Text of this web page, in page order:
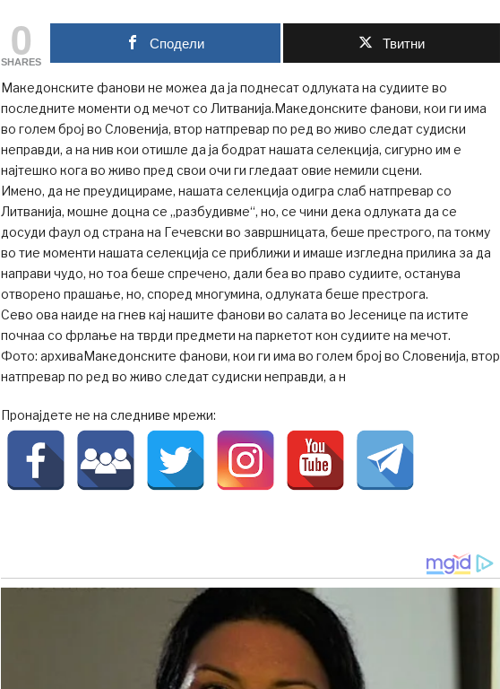
0
SHARES
Сподели Твитни
Македонските фанови не можеа да ја поднесат одлуката на судиите во
последните моменти од мечот со Литванија.Македонските фанови, кои ги има
во голем број во Словенија, втор натпревар по ред во живо следат судиски
неправди, а на нив кои отишле да ја бодрат нашата селекција, сигурно им е
најтешко кога во живо пред свои очи ги гледаат овие немили сцени.
Имено, да не преудицираме, нашата селекција одигра слаб натпревар со
Литванија, мошне доцна се „разбудивме“, но, се чини дека одлуката да се
досуди фаул од страна на Гечевски во завршницата, беше престрого, па токму
во тие моменти нашата селекција се приближи и имаше изгледна прилика за да
направи чудо, но тоа беше спречено, дали беа во право судиите, останува
отворено прашање, но, според многумина, одлуката беше престрога.
Сево ова наиде на гнев кај нашите фанови во салата во Јесенице па истите
почнаа со фрлање на тврди предмети на паркетот кон судиите на мечот.
Фото: архиваМакедонските фанови, кои ги има во голем број во Словенија, втор
натпревар по ред во живо следат судиски неправди, а н
Пронајдете не на следниве мрежи: